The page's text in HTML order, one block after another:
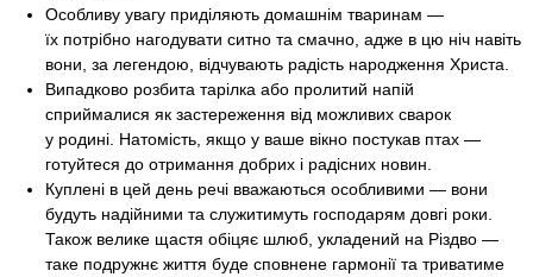
Особливу увагу приділяють домашнім тваринам —
їх потрібно нагодувати ситно та смачно, адже в цю ніч навіть
вони, за легендою, відчувають радість народження Христа.
Випадково розбита тарілка або пролитий напій
сприймалися як застереження від можливих сварок
у родині. Натомість, якщо у ваше вікно постукав птах —
готуйтеся до отримання добрих і радісних новин.
Куплені в цей день речі вважаються особливими — вони
будуть надійними та служитимуть господарям довгі роки.
Також велике щастя обіцяє шлюб, укладений на Різдво —
таке подружнє життя буде сповнене гармонії та триватиме